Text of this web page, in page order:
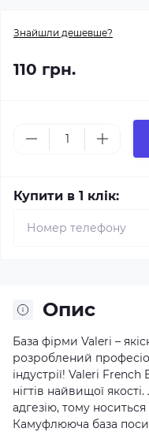
Знайшли дешевше?
110 грн.
Купити в 1 клік:
Опис
База фірми Valeri –
розроблений
індустрії! Valeri
нігтів найвищої
адгезію, тому
Камуфлююча база